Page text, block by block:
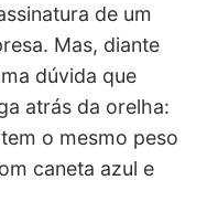
de um
Mas, diante
dúvida que
atrás da orelha:
o mesmo peso
caneta azul e